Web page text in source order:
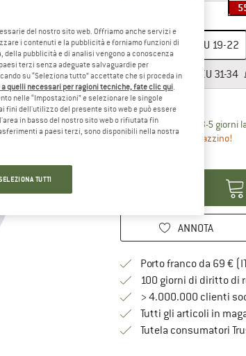
EU17-18 EU 19-22
EU27-30 EU 31-34
Guida alle taglie
Tempi di consegna: 3-5 giorni
Soltanto uno in magazzino!
ANNOTA
Porto franco da 69 €
100 giorni di diritto di
> 4.000.000 clienti
Tutti gli articoli in
Tutela consumatori
del nostro sito web. Offriamo anche servizi e
i contenuti e la pubblicità e forniamo funzioni di
pubblicità e di analisi vengono a conoscenza
terzi senza adeguate salvaguardie per
su “Seleziona tutto” accettate che si proceda in
quelli necessari per ragioni tecniche, fate clic qui.
nelle “Impostazioni” e selezionare le singole
fini dell'utilizzo del presente sito web e può essere
in basso del nostro sito web o rifiutata fin
a paesi terzi, sono disponibili nella nostra
TUTTI